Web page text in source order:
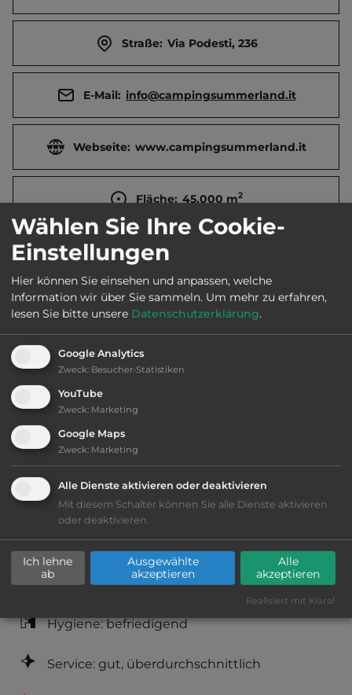
Straße: Via Podesti, 236
E-Mail: info@campingsummerland.it
Webseite: www.campingsummerland.it
Fläche: 45.000 m2
Öffnungszeiten:
Telefon: 0039 071 7926816
Ausstattung:
bis 50,- Euro
Klassifizierung: befriedigend
Lage: ansprechend
Platzeinrichtung: befriedigend
Geräuschkulisse: erträgliche
Lärmbelästigung
Hygiene: befriedigend
Service: gut, überdurchschnittlich
Wählen Sie Ihre Cookie-
Einstellungen
Hier können Sie einsehen und anpassen, welche
Information wir über Sie sammeln. Um mehr zu erfahren,
lesen Sie bitte unsere Datenschutzerklärung.
Google Analytics
Zweck: Besucher-Statistiken
YouTube
Zweck: Marketing
Google Maps
Zweck: Marketing
Alle Dienste aktivieren oder deaktivieren
Mit diesem Schalter können Sie alle Dienste aktivieren
oder deaktivieren.
Ich lehne
ab
Ausgewählte
akzeptieren
Alle
akzeptieren
Realisiert mit Klaro!